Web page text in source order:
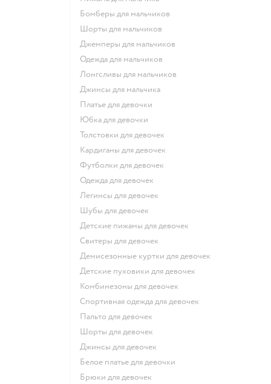
Бомберы для мальчиков
Шорты для мальчиков
Джемперы для мальчиков
Одежда для мальчиков
Лонгсливы для мальчиков
Джинсы для мальчика
Платье для девочки
Юбка для девочки
Толстовки для девочек
Кардиганы для девочек
Футболки для девочек
Одежда для девочек
Легинсы для девочек
Шубы для девочек
Детские пижамы для девочек
Свитеры для девочек
Демисезонные куртки для девочек
Детские пуховики для девочек
Комбинезоны для девочек
Спортивная одежда для девочек
Пальто для девочек
Шорты для девочек
Джинсы для девочек
Белое платье для девочки
Брюки для девочек